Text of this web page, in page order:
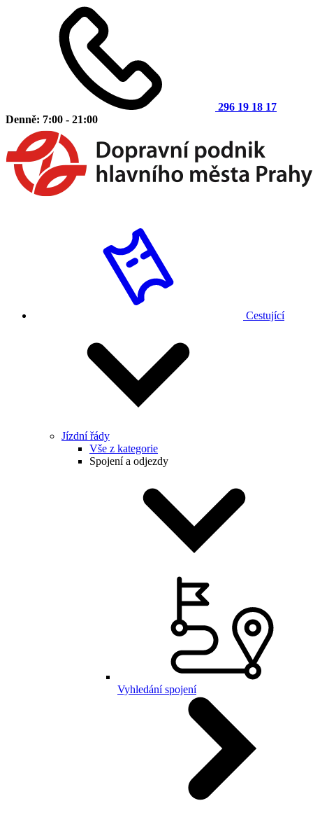
296 19 18 17
Denně: 7:00 - 21:00
Cestující
Jízdní řády
Vše z kategorie
Spojení a odjezdy
Vyhledání spojení